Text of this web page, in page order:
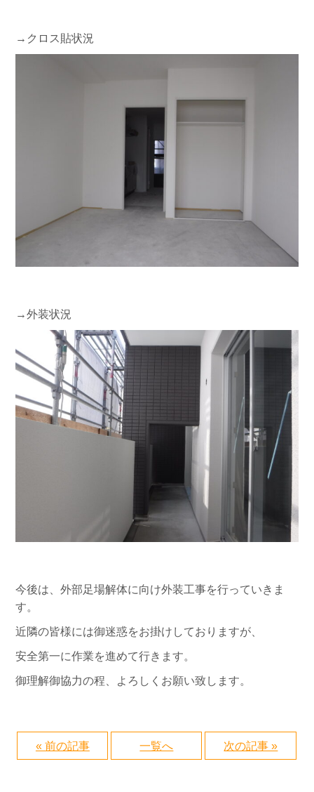
→クロス貼状況
→外装状況
今後は、外部足場解体に向け外装工事を行っていきま
す。
近隣の皆様には御迷惑をお掛けしておりますが、
安全第一に作業を進めて行きます。
御理解御協力の程、よろしくお願い致します。
« 前の記事 一覧へ 次の記事 »